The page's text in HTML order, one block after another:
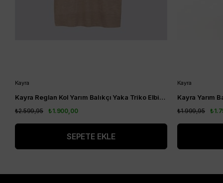
Kayra
Kayra Reglan Kol Yarım Balıkçı Yaka Triko Elbise Bej KA-A23-TRK08
₺1.900,00
₺2.599,95
SEPETE EKLE
Kayra
₺1.999,95